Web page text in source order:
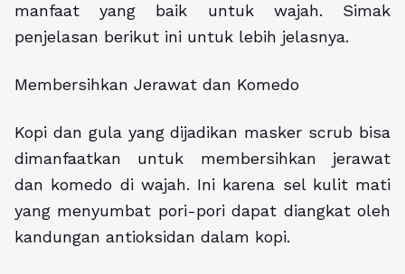
manfaat yang baik untuk wajah. Simak
penjelasan berikut ini untuk lebih jelasnya.
Membersihkan Jerawat dan Komedo
Kopi dan gula yang dijadikan masker scrub bisa
dimanfaatkan untuk membersihkan jerawat
dan komedo di wajah. Ini karena sel kulit mati
yang menyumbat pori-pori dapat diangkat oleh
kandungan antioksidan dalam kopi.